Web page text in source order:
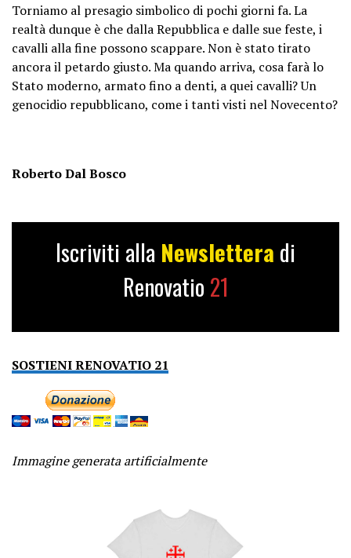
Torniamo al presagio simbolico di pochi giorni fa. La
realtà dunque è che dalla Repubblica e dalle sue feste, i
cavalli alla fine possono scappare. Non è stato tirato
ancora il petardo giusto. Ma quando arriva, cosa farà lo
Stato moderno, armato fino a denti, a quei cavalli? Un
genocidio repubblicano, come i tanti visti nel Novecento?
Roberto Dal Bosco
Iscriviti alla Newslettera di
Renovatio 21
SOSTIENI RENOVATIO 21
Immagine generata artificialmente